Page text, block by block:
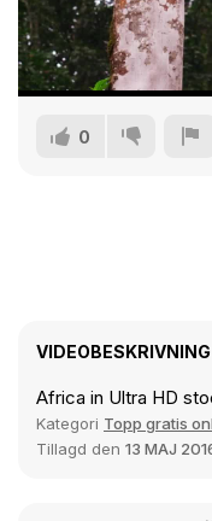
0
VIDEOBESKRIVNING
Africa in Ultra HD
Kategori Topp gratis
Tillagd den 13 MAJ